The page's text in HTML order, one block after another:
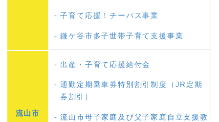
子育て応援！チーパス事業
鎌ケ谷市多子世帯子育て支援事業
流山市
出産・子育て応援給付金
通勤定期乗車券特別割引制度（JR定期
券割引）
流山市母子家庭及び父子家庭自立支援教